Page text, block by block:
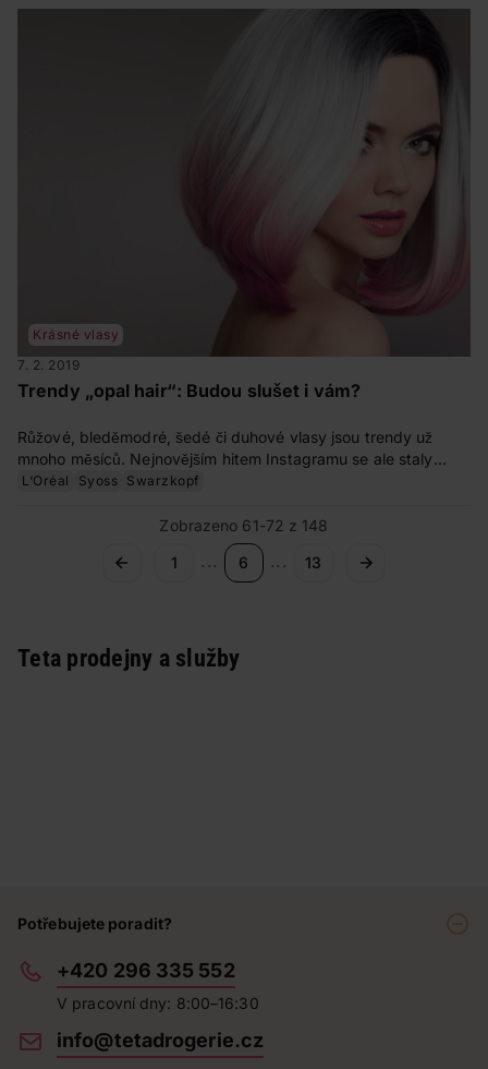
Krásné vlasy
7. 2. 2019
Trendy „opal hair“: Budou slušet i vám?
Růžové, bleděmodré, šedé či duhové vlasy jsou trendy už
mnoho měsíců. Nejnovějším hitem Instagramu se ale staly
opálové, ledové odstíny vlasů. Komu sluší a jak na ně?
L‘Oréal Syoss Swarzkopf
Zobrazeno 61-72 z 148
1
... 6 ... 13
Teta prodejny a služby
Potřebujete poradit?
+420 296 335 552
V pracovní dny: 8:00–16:30
info@tetadrogerie.cz